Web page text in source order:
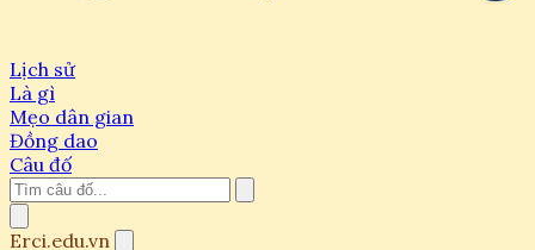
Lịch sử
Là gì
Mẹo dân gian
Đồng dao
Câu đố
Erci.edu.vn